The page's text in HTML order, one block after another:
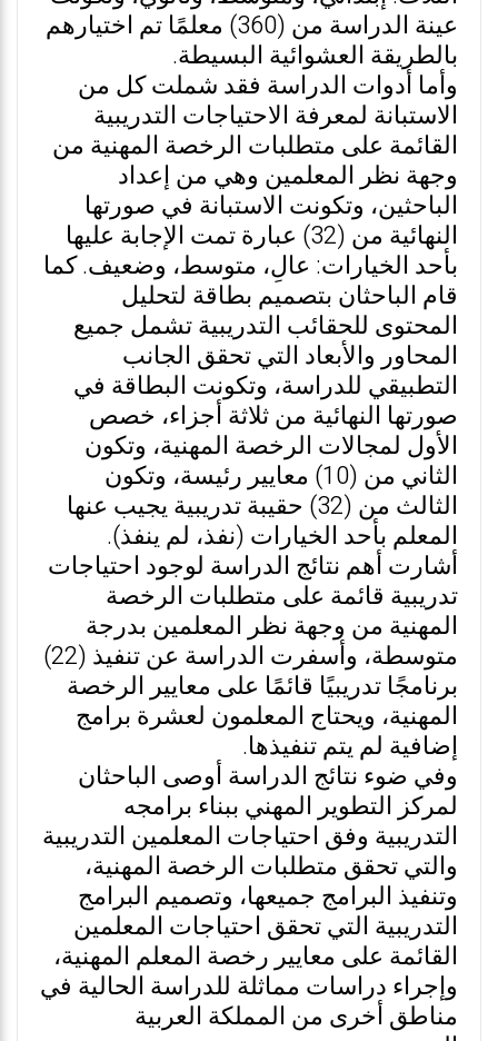
عينة الدراسة من (360) معلمًا تم اختيارهم
بالطريقة العشوائية البسيطة.
وأما أدوات الدراسة فقد شملت كل من
الاستبانة لمعرفة الاحتياجات التدريبية
القائمة على متطلبات الرخصة المهنية من
وجهة نظر المعلمين وهي من إعداد
الباحثين، وتكونت الاستبانة في صورتها
النهائية من (32) عبارة تمت الإجابة عليها
بأحد الخيارات: عالِ، متوسط، وضعيف. كما
قام الباحثان بتصميم بطاقة لتحليل
المحتوى للحقائب التدريبية تشمل جميع
المحاور والأبعاد التي تحقق الجانب
التطبيقي للدراسة، وتكونت البطاقة في
صورتها النهائية من ثلاثة أجزاء، خصص
الأول لمجالات الرخصة المهنية، وتكون
الثاني من (10) معايير رئيسة، وتكون
الثالث من (32) حقيبة تدريبية يجيب عنها
المعلم بأحد الخيارات (نفذ، لم ينفذ).
أشارت أهم نتائج الدراسة لوجود احتياجات
تدريبية قائمة على متطلبات الرخصة
المهنية من وجهة نظر المعلمين بدرجة
متوسطة، وأسفرت الدراسة عن تنفيذ (22)
برنامجًا تدريبيًا قائمًا على معايير الرخصة
المهنية، ويحتاج المعلمون لعشرة برامج
إضافية لم يتم تنفيذها.
وفي ضوء نتائج الدراسة أوصى الباحثان
لمركز التطوير المهني ببناء برامجه
التدريبية وفق احتياجات المعلمين التدريبية
والتي تحقق متطلبات الرخصة المهنية،
وتنفيذ البرامج جميعها، وتصميم البرامج
التدريبية التي تحقق احتياجات المعلمين
القائمة على معايير رخصة المعلم المهنية،
وإجراء دراسات مماثلة للدراسة الحالية في
مناطق أخرى من المملكة العربية